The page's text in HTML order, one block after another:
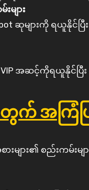
ျား
ဆုများကို ရယူနိုင်ပြီး
င့်ကိုရယူနိုင်ပြီး အထူ
က် အကြံပ
များ၏ စည်းကမ်းမျ